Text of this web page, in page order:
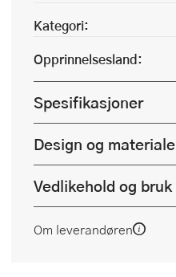
Kategori:
Opprinnelsesland:
Spesifikasjoner
Design og materiale
Vedlikehold og bruk
Om leverandøren